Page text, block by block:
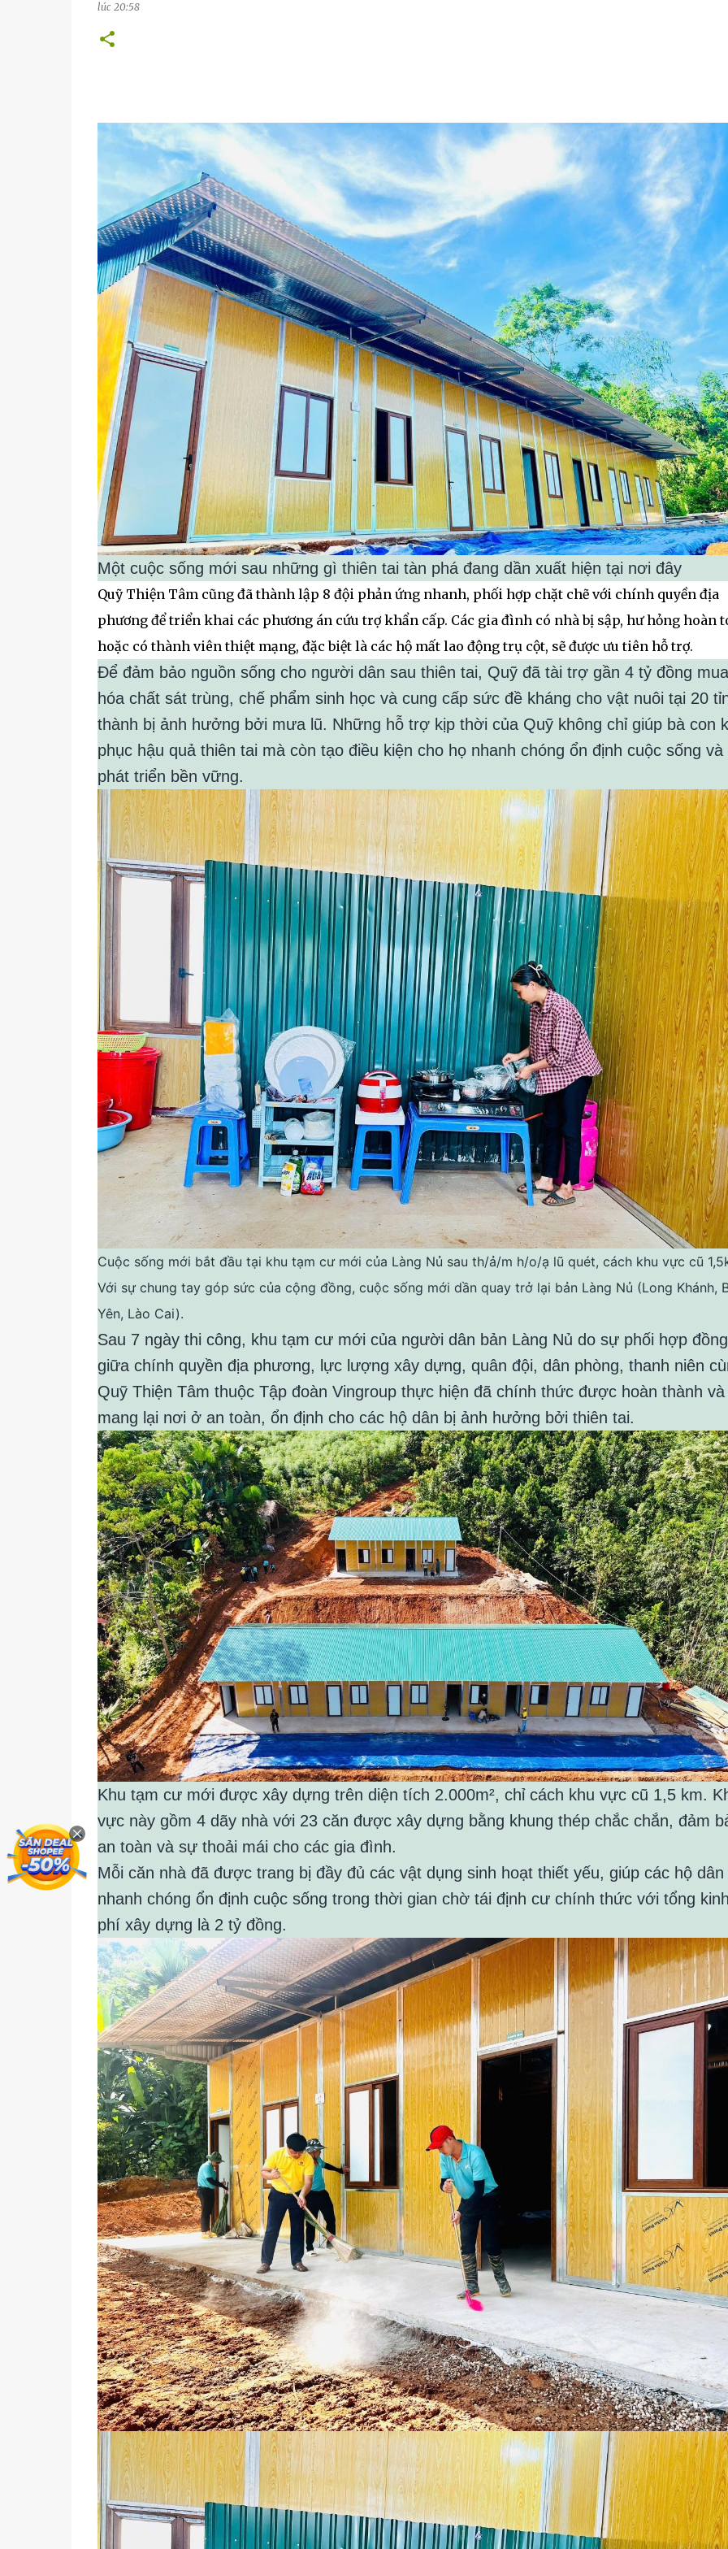
lúc 20:58
Một cuộc sống mới sau những gì thiên tai tàn phá đang dần xuất hiện tại nơi đây
Quỹ Thiện Tâm cũng đã thành lập 8 đội phản ứng nhanh, phối hợp chặt chẽ với chính quyền địa
phương để triển khai các phương án cứu trợ khẩn cấp. Các gia đình có nhà bị sập, hư hỏng hoàn
hoặc có thành viên thiệt mạng, đặc biệt là các hộ mất lao động trụ cột, sẽ được ưu tiên hỗ trợ.
Để đảm bảo nguồn sống cho người dân sau thiên tai, Quỹ đã tài trợ gần 4 tỷ đồng mua
hóa chất sát trùng, chế phẩm sinh học và cung cấp sức đề kháng cho vật nuôi tại 20
thành bị ảnh hưởng bởi mưa lũ. Những hỗ trợ kịp thời của Quỹ không chỉ giúp bà con
phục hậu quả thiên tai mà còn tạo điều kiện cho họ nhanh chóng ổn định cuộc sống và
phát triển bền vững.
Cuộc sống mới bắt đầu tại khu tạm cư mới của Làng Nủ sau th/ả/m h/o/ạ lũ quét, cách khu vực cũ
Với sự chung tay góp sức của cộng đồng, cuộc sống mới dần quay trở lại bản Làng Nủ (Long Khánh,
Yên, Lào Cai).
Sau 7 ngày thi công, khu tạm cư mới của người dân bản Làng Nủ do sự phối hợp
giữa chính quyền địa phương, lực lượng xây dựng, quân đội, dân phòng, thanh niên
Quỹ Thiện Tâm thuộc Tập đoàn Vingroup thực hiện đã chính thức được hoàn thành và
mang lại nơi ở an toàn, ổn định cho các hộ dân bị ảnh hưởng bởi thiên tai.
Khu tạm cư mới được xây dựng trên diện tích 2.000m², chỉ cách khu vực cũ 1,5 km.
vực này gồm 4 dãy nhà với 23 căn được xây dựng bằng khung thép chắc chắn, đảm
an toàn và sự thoải mái cho các gia đình.
Mỗi căn nhà đã được trang bị đầy đủ các vật dụng sinh hoạt thiết yếu, giúp các hộ dân
nhanh chóng ổn định cuộc sống trong thời gian chờ tái định cư chính thức với tổng kinh
phí xây dựng là 2 tỷ đồng.